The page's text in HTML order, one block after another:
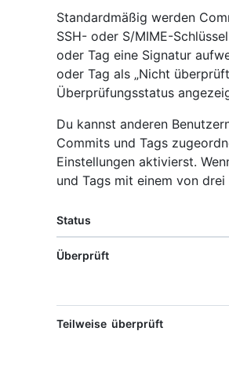
Standardmäßig werden
SSH- oder S/MIME-
oder Tag eine Signatur
oder Tag als „Nicht
Überprüfungsstatus
Du kannst anderen
Commits und Tags
Einstellungen aktivierst.
und Tags mit einem von
Status
Überprüft
Teilweise überprüft